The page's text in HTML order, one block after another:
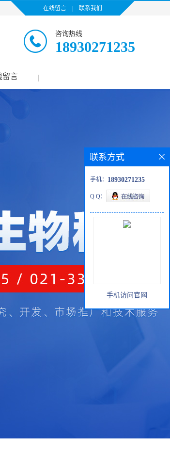
在线留言 联系我们
咨询热线
18930271235
留言
联系方式
手机： 18930271235
Q Q：
手机访问官网